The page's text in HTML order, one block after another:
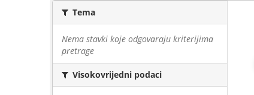
Tema
Nema stavki koje odgovaraju kriterijima
pretrage
Visokovrijedni podaci